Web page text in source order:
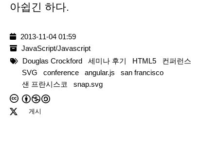
아쉽긴 하다.
2013-11-04 01:59
JavaScript/Javascript
Douglas Crockford
세미나 후기 HTML5
컨퍼런스
SVG
conference angular.js
san francisco
샌 프란시스코
snap.svg
게시